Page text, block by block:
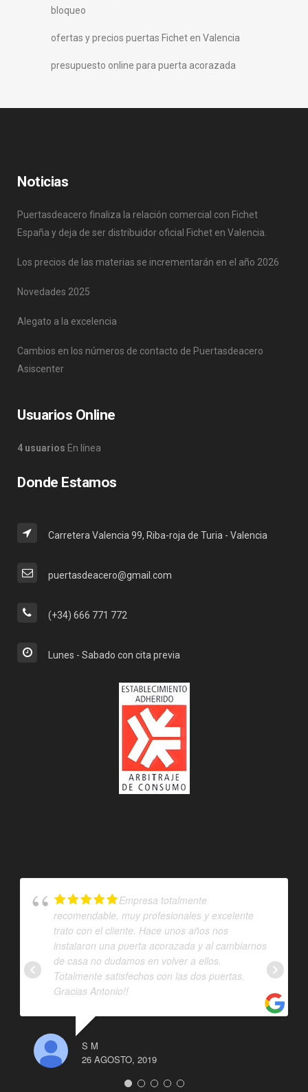
bloqueo
ofertas y precios puertas Fichet en Valencia
presupuesto online para puerta acorazada
Noticias
Puertasdeacero finaliza la relación comercial con Fichet
España y deja de ser distribuidor oficial Fichet en Valencia.
Los precios de las materias se incrementarán en el año 2026
Novedades 2025
Alegato a la excelencia
Cambios en los números de contacto de Puertasdeacero
Asiscenter
Usuarios Online
4 usuarios En línea
Donde Estamos
Carretera Valencia 99, Riba-roja de Turia - Valencia
puertasdeacero@gmail.com
(+34) 666 771 772
Lunes - Sabado con cita previa
Empresa totalmente
recomendable, muy profesionales y excelente
trato con el cliente. Hace unos años nos
instalaron una puerta acorazada y al cambiarnos
de casa no dudamos en volver a ellos.
Totalmente satisfechos con las dos puertas.
Gracias Antonio!!
S M
26 AGOSTO, 2019